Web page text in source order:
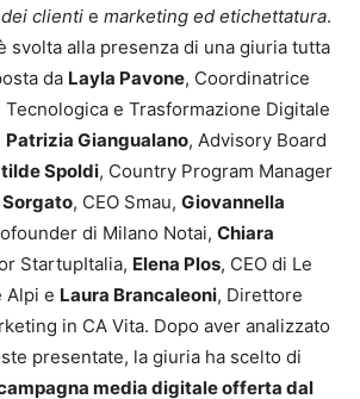
clienti e marketing ed etichettatura.
svolta alla presenza di una giuria tutta
da Layla Pavone, Coordinatrice
Tecnologica e Trasformazione Digitale
Patrizia Giangualano, Advisory Board
Spoldi, Country Program Manager
, CEO Smau, Giovannella
di Milano Notai, Chiara
StartupItalia, Elena Plos, CEO di Le
Alpi e Laura Brancaleoni, Direttore
in CA Vita. Dopo aver analizzato
presentate, la giuria ha scelto di
media digitale offerta dal